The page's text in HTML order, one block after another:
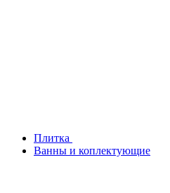
Плитка
Ванны и коплектующие